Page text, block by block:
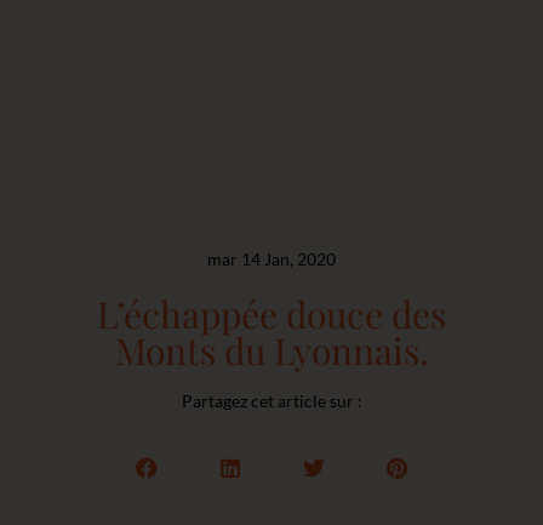
mar 14 Jan, 2020
L’échappée douce des
Monts du Lyonnais.
Partagez cet article sur :